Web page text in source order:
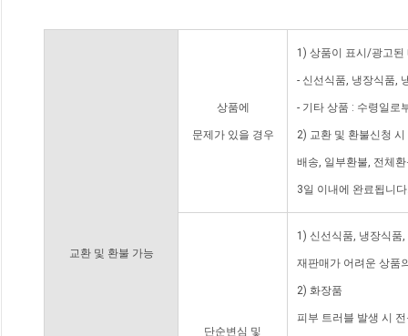
교환 및 환불 가능
상품에
문제가 있을 경우
1) 상품이 표시/광고된
- 신선식품, 냉장식품,
- 기타 상품 : 수령일로
2) 교환 및 환불신청
배송, 일부환불, 전체
3일 이내에 완료됩니
단순변심 및
1) 신선식품, 냉장식품
재판매가 어려운 상품
2) 화장품
피부 트러블 발생 시